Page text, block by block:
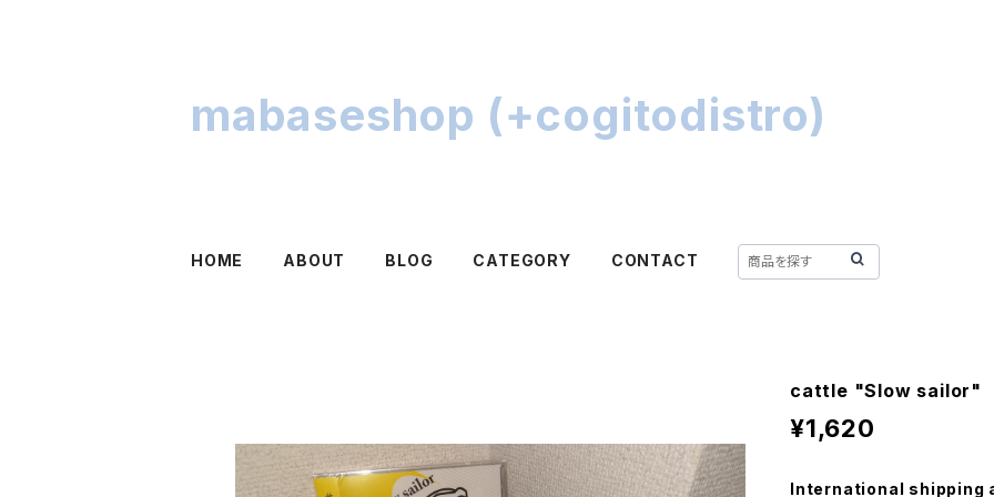
mabaseshop (+cogitodistro)
HOME ABOUT BLOG CATEGORY CONTACT
cattle "Slow sailor"
¥1,620
International shipping